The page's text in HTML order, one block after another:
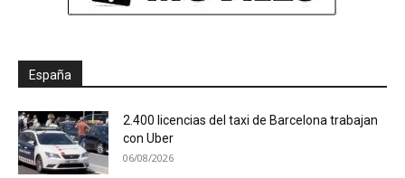
España
2.400 licencias del taxi de Barcelona trabajan
con Uber
06/08/2026